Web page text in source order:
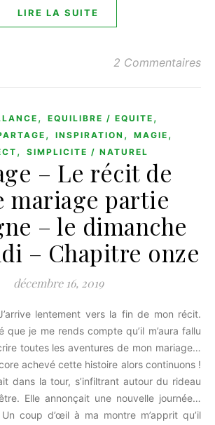
LIRE LA SUITE
2 Commentaires
, EQUILIBRE / EQUITE ,
, INSPIRATION , MAGIE ,
, SIMPLICITE / NATUREL
– Le récit de
mariage partie
– le dimanche
– Chapitre onze
décembre 16, 2019
que je me rends compte qu’il m’aura fallu
toutes les aventures de mon mariage…
achevé cette histoire alors continuons !
dans la tour, s’infiltrant autour du rideau
Elle annonçait une nouvelle journée…
coup d’œil à ma montre m’apprit qu’il